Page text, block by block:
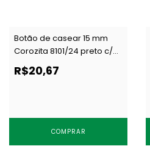
Botão de casear 15 mm
Corozita 8101/24 preto c/
144 un
R$20,67
COMPRAR